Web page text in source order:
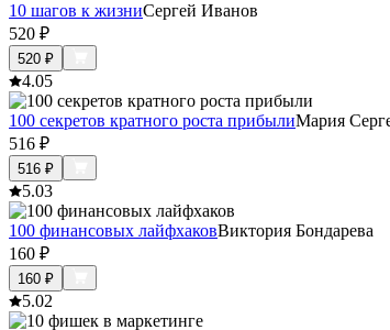
10 шагов к жизниСергей Иванов
520 ₽
520 ₽
4.05
100 секретов кратного роста прибылиМария
516 ₽
516 ₽
5.03
100 финансовых лайфхаковВиктория Бондарева
160 ₽
160 ₽
5.02